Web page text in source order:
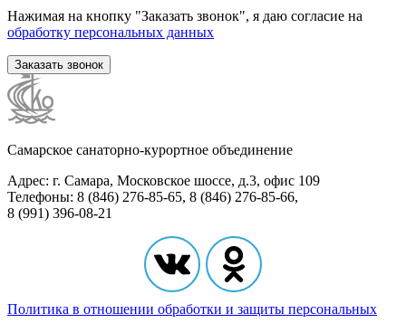
Нажимая на кнопку "Заказать звонок", я даю согласие на
обработку персональных данных
Заказать звонок
Самарское санаторно-курортное объединение
Адрес: г. Самара, Московское шоссе, д.3, офис 109
Телефоны: 8 (846) 276-85-65, 8 (846) 276-85-66,
8 (991) 396-08-21
Политика в отношении обработки и защиты персональных